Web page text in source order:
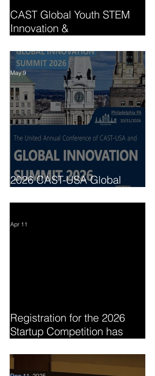
CAST Global Youth STEM
Innovation &
2026 CAST-USA Global
May 9
Registration for the 2026
Startup Competition has
Apr 11